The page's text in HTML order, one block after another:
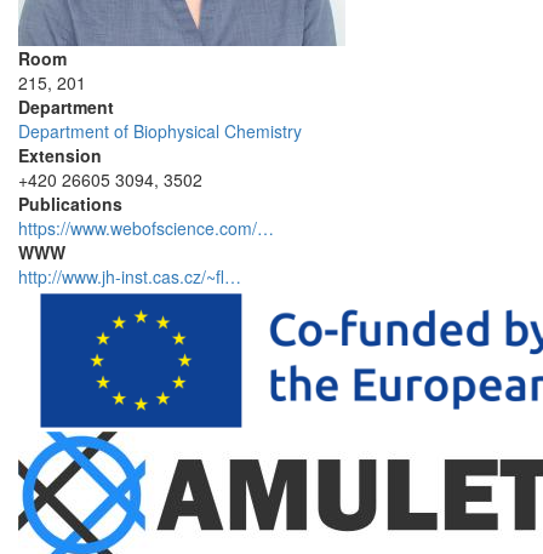
Room
215, 201
Department
Department of Biophysical Chemistry
Extension
+420 26605 3094, 3502
Publications
https://www.webofscience.com/…
WWW
http://www.jh-inst.cas.cz/~fl…